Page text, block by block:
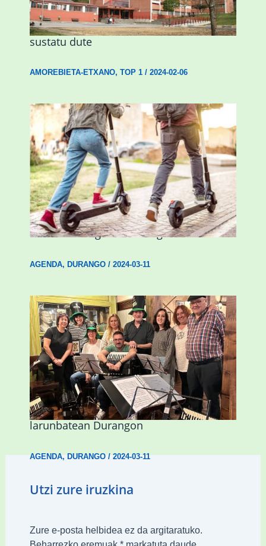
Amorebietak eta Eusko Jaurlaritzak
Urritxen institutu berri bat eraikitzea
sustatu dute
AMOREBIETA-ETXANO, TOP 1/ 2024-02-06
Ostegun honetan “Oinezko
Nagusientzako Bide Segurtasuna”
hitzaldia izango da Durangon
AGENDA, DURANGO/ 2024-03-11
Herri Maite akordeoi taldeak S. Patrick
Irlandako patroia ospatuko du
larunbatean Durangon
AGENDA,DURANGO/2024-03-11
Utzi zure iruzkina
Zure e-posta helbidea ez da argitaratuko.